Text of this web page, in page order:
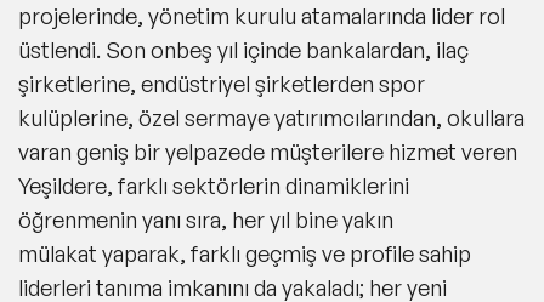
projelerinde, yönetim kurulu atamalarında lider rol
üstlendi. Son onbeş yıl içinde bankalardan, ilaç
şirketlerine, endüstriyel şirketlerden spor
kulüplerine, özel sermaye yatırımcılarından, okullara
varan geniş bir yelpazede müşterilere hizmet veren
Yeşildere, farklı sektörlerin dinamiklerini
öğrenmenin yanı sıra, her yıl bine yakın
mülakat yaparak, farklı geçmiş ve profile sahip
liderleri tanıma imkanını da yakaladı; her yeni